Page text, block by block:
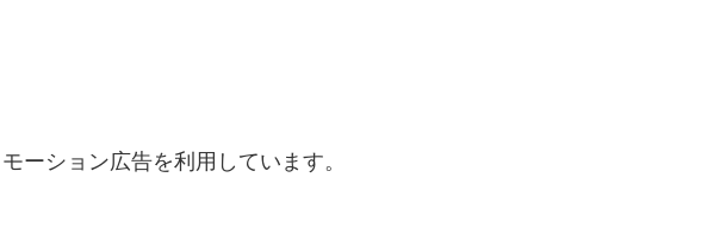
ーション広告を利用しています。